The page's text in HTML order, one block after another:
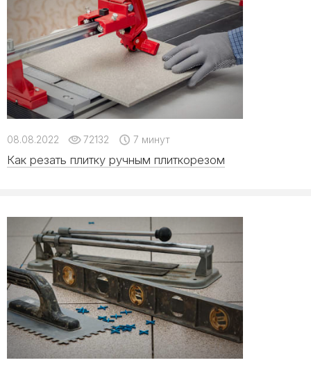
08.08.2022 72132 7 минут
Как резать плитку ручным плиткорезом